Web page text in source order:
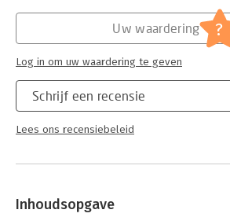
Verandermanagement
Schrijf een recensie
Lees ons recensiebeleid
Uw waardering ?
Log in om uw waardering te geven
Inhoudsopgave